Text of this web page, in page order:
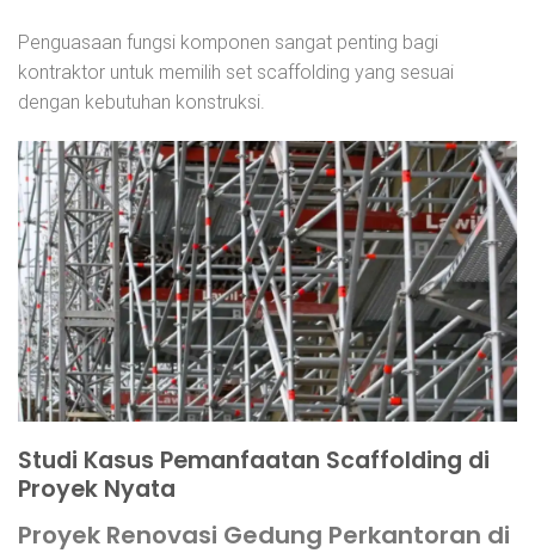
Penguasaan fungsi komponen sangat penting bagi
kontraktor untuk memilih set scaffolding yang sesuai
dengan kebutuhan konstruksi.
Studi Kasus Pemanfaatan Scaffolding di
Proyek Nyata
Proyek Renovasi Gedung Perkantoran di